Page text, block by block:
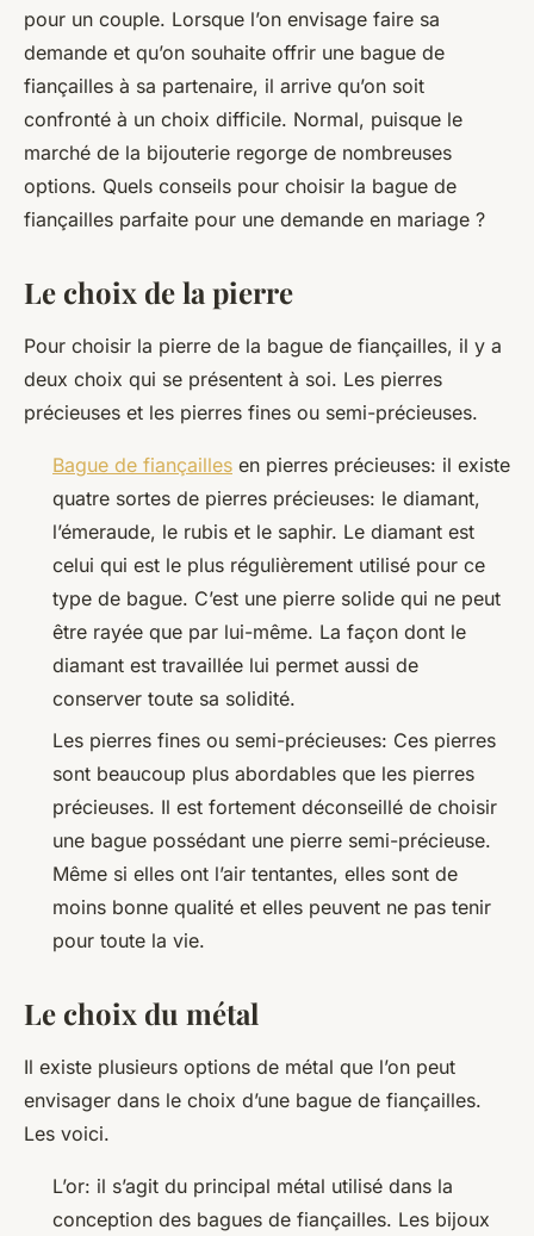
pour un couple. Lorsque l’on envisage faire sa
demande et qu’on souhaite offrir une bague de
fiançailles à sa partenaire, il arrive qu’on soit
confronté à un choix difficile. Normal, puisque le
marché de la bijouterie regorge de nombreuses
options. Quels conseils pour choisir la bague de
fiançailles parfaite pour une demande en mariage ?
Le choix de la pierre
Pour choisir la pierre de la bague de fiançailles, il y a
deux choix qui se présentent à soi. Les pierres
précieuses et les pierres fines ou semi-précieuses.
Bague de fiançailles en pierres précieuses: il existe
quatre sortes de pierres précieuses: le diamant,
l’émeraude, le rubis et le saphir. Le diamant est
celui qui est le plus régulièrement utilisé pour ce
type de bague. C’est une pierre solide qui ne peut
être rayée que par lui-même. La façon dont le
diamant est travaillée lui permet aussi de
conserver toute sa solidité.
Les pierres fines ou semi-précieuses: Ces pierres
sont beaucoup plus abordables que les pierres
précieuses. Il est fortement déconseillé de choisir
une bague possédant une pierre semi-précieuse.
Même si elles ont l’air tentantes, elles sont de
moins bonne qualité et elles peuvent ne pas tenir
pour toute la vie.
Le choix du métal
Il existe plusieurs options de métal que l’on peut
envisager dans le choix d’une bague de fiançailles.
Les voici.
L’or: il s’agit du principal métal utilisé dans la
conception des bagues de fiançailles. Les bijoux